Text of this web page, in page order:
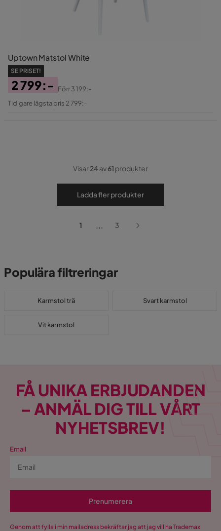
Uptown Matstol White
SE PRISET!
Pris
2 799:-
Original
Förr3 199:-
Tidigare lägsta pris 2 799:-
Visar24av61 produkter
Ladda fler produkter
1 ... 3
Populära filtreringar
Karmstol trä Svart karmstol
Vit karmstol
FÅ UNIKA ERBJUDANDEN
– ANMÄL DIG TILL VÅRT
NYHETSBREV!
Email
Prenumerera
Genom att fylla i min mailadress bekräftar jag att jag vill ha Trademax